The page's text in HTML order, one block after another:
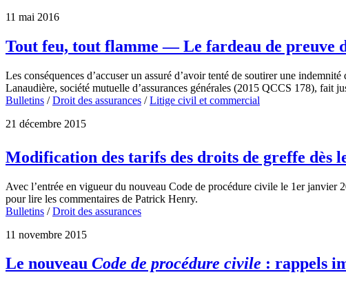
11 mai 2016
Tout feu, tout flamme — Le fardeau de preuve
Les conséquences d’accuser un assuré d’avoir tenté de soutirer une
Lanaudière, société mutuelle d’assurances générales (2015 QCCS 178),
Bulletins /Droit des assurances /Litige civil et commercial
21 décembre 2015
Modification des tarifs des droits de greffe dès
Avec l’entrée en vigueur du nouveau Code de procédure civile le 1er
pour lire les commentaires de Patrick Henry.
Bulletins /Droit des assurances
11 novembre 2015
Le nouveau Code de procédure civile : rappels